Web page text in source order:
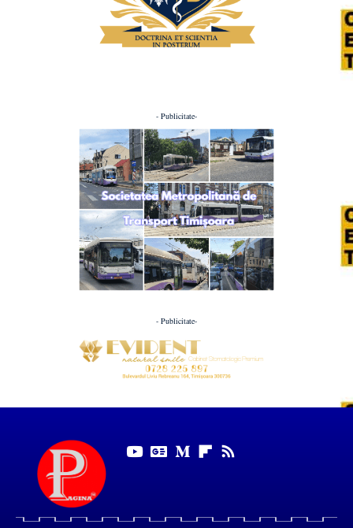
- Publicitate-
- Publicitate-